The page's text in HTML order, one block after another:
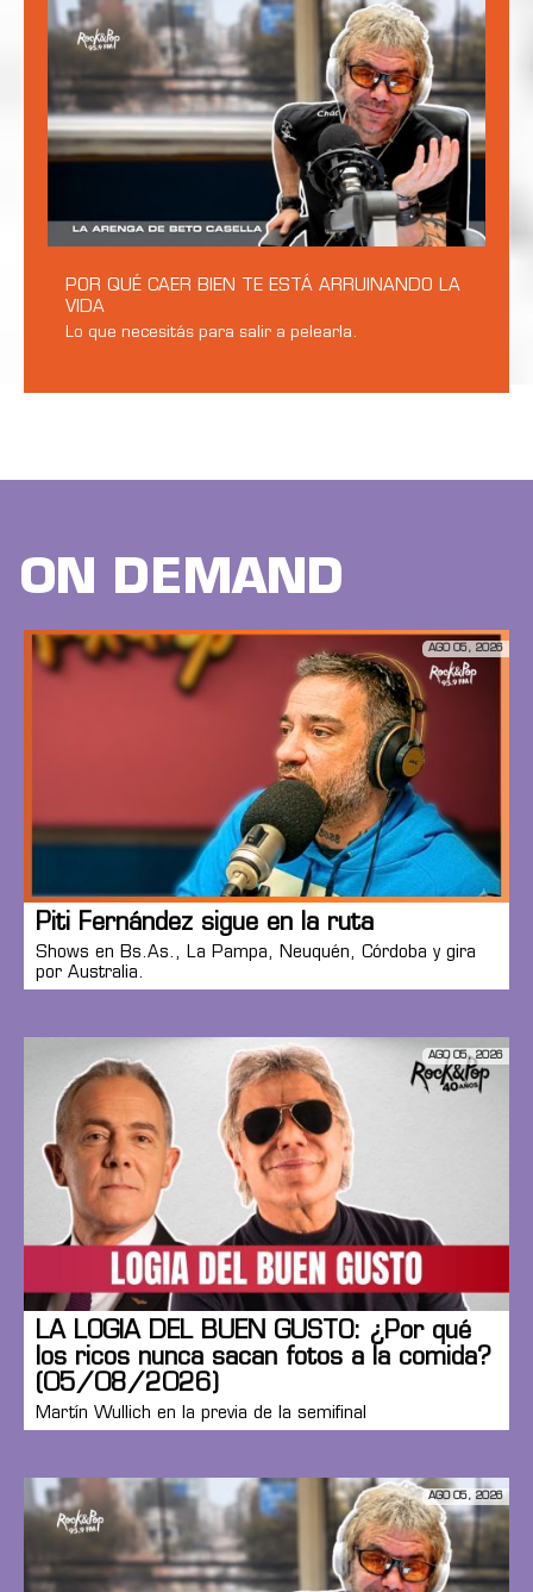
POR QUÉ CAER BIEN TE ESTÁ ARRUINANDO LA
VIDA
Lo que necesitás para salir a pelearla.
ON DEMAND
AGO 05, 2026
Piti Fernández sigue en la ruta
Shows en Bs.As., La Pampa, Neuquén, Córdoba y gira
por Australia.
AGO 05, 2026
LA LOGIA DEL BUEN GUSTO: ¿Por qué
los ricos nunca sacan fotos a la comida?
(05/08/2026)
Martín Wullich en la previa de la semifinal
AGO 05, 2026